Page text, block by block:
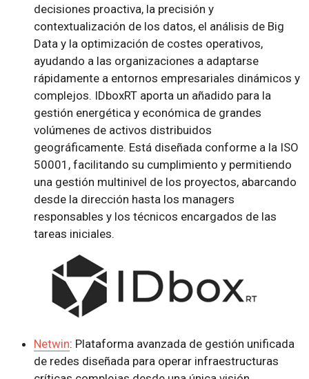
decisiones proactiva, la precisión y
contextualización de los datos, el análisis de Big
Data y la optimización de costes operativos,
ayudando a las organizaciones a adaptarse
rápidamente a entornos empresariales dinámicos y
complejos. IDboxRT aporta un añadido para la
gestión energética y económica de grandes
volúmenes de activos distribuidos
geográficamente. Está diseñada conforme a la ISO
50001, facilitando su cumplimiento y permitiendo
una gestión multinivel de los proyectos, abarcando
desde la dirección hasta los managers
responsables y los técnicos encargados de las
tareas iniciales.
Netwin: Plataforma avanzada de gestión unificada
de redes diseñada para operar infraestructuras